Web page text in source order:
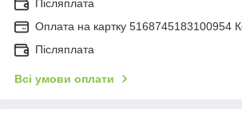
Післяплата
Оплата на картку 5168745183100954
Післяплата
Всі умови оплати